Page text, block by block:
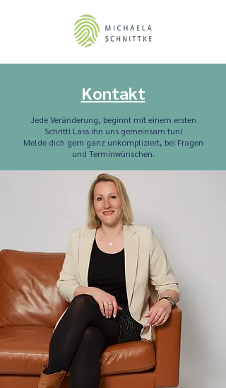
Kontakt
Jede Veränderung, beginnt mit einem ersten
Schritt! Lass ihn uns gemeinsam tun!
Melde dich gern ganz unkompliziert, bei Fragen
und Terminwünschen.